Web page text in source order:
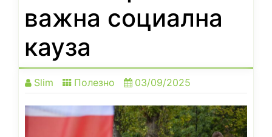
важна социална
кауза
Slim Полезно 03/09/2025